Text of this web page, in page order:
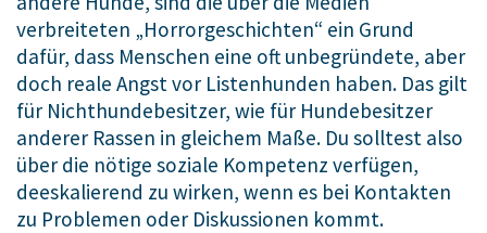
verbreiteten „Horrorgeschichten“ ein Grund
dafür, dass Menschen eine oft unbegründete, aber
doch reale Angst vor Listenhunden haben. Das gilt
für Nichthundebesitzer, wie für Hundebesitzer
anderer Rassen in gleichem Maße. Du solltest also
über die nötige soziale Kompetenz verfügen,
deeskalierend zu wirken, wenn es bei Kontakten
zu Problemen oder Diskussionen kommt.